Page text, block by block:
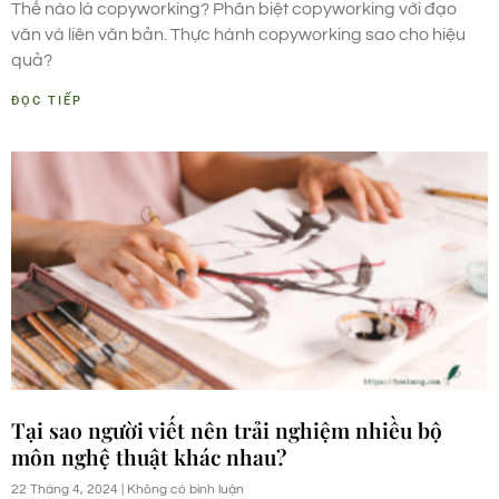
Thế nào là copyworking? Phân biệt copyworking với đạo
văn và liên văn bản. Thực hành copyworking sao cho hiệu
quả?
ĐỌC TIẾP
Tại sao người viết nên trải nghiệm nhiều bộ
môn nghệ thuật khác nhau?
22 Tháng 4, 2024 Không có bình luận